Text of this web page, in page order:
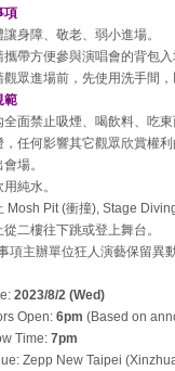
項
讓身障、敬老、弱小進場。
攜帶方便參與演唱會的背包
觀眾進場前，先使用洗手間
範
全面禁止吸煙、喝飲料、吃
，任何影響其它觀眾欣賞權
場。
用純水。
Mosh Pit (衝撞), Stage
從二樓往下跳或登上舞台。
項主辦單位狂人演藝保留異
2023/8/2 (Wed)
Open: 6pm (Based on
Time: 7pm
Zepp New Taipei